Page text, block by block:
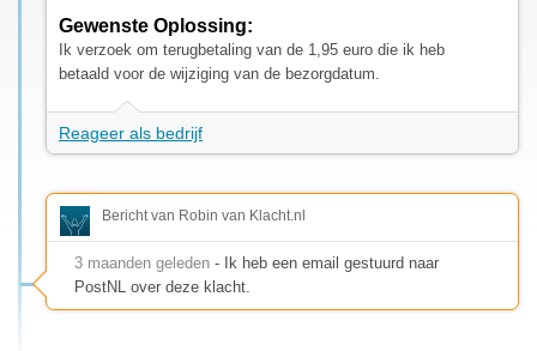
Gewenste Oplossing:
Ik verzoek om terugbetaling van de 1,95 euro die ik heb
betaald voor de wijziging van de bezorgdatum.
Reageer als bedrijf
Bericht van Robin van Klacht.nl
3 maanden geleden - Ik heb een email gestuurd naar
PostNL over deze klacht.